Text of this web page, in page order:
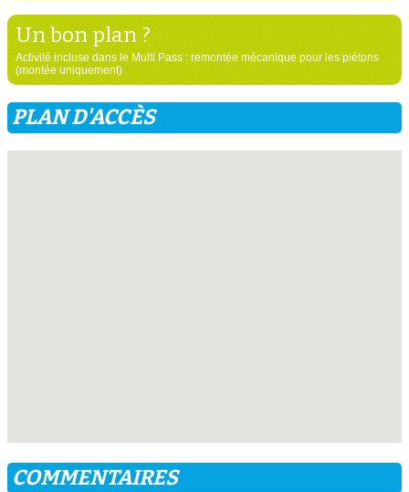
Un bon plan ?
Activité incluse dans le Multi Pass : remontée mécanique pour les piétons
(montée uniquement)
PLAN D'ACCÈS
COMMENTAIRES